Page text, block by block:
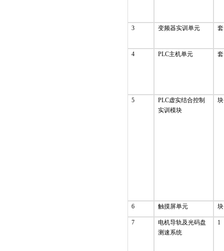
3 变频器实训单元 套
4 PLC主机单元 套
5
PLC虚实结合控制
实训模块
块
6 触摸屏单元 块
7
电机导轨及光码盘
测速系统
1